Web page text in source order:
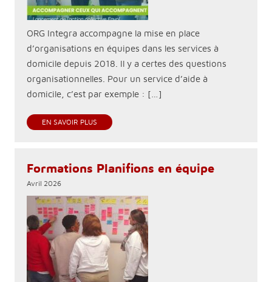
ORG Integra accompagne la mise en place
d’organisations en équipes dans les services à
domicile depuis 2018. Il y a certes des questions
organisationnelles. Pour un service d’aide à
domicile, c’est par exemple : […]
EN SAVOIR PLUS
Formations Planifions en équipe
Avril 2026